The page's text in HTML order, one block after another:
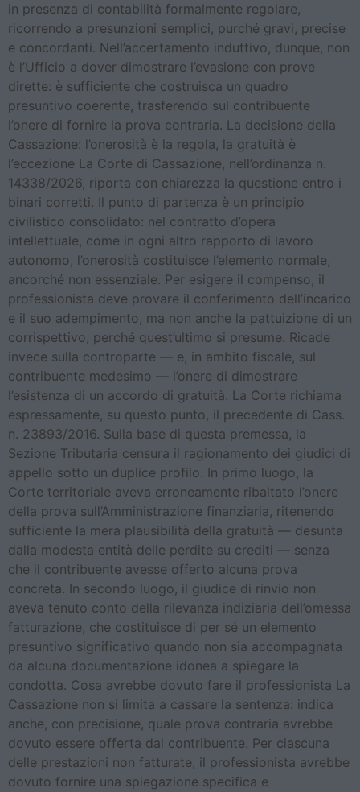
in presenza di contabilità formalmente regolare,
ricorrendo a presunzioni semplici, purché gravi, precise
e concordanti. Nell’accertamento induttivo, dunque, non
è l’Ufficio a dover dimostrare l’evasione con prove
dirette: è sufficiente che costruisca un quadro
presuntivo coerente, trasferendo sul contribuente
l’onere di fornire la prova contraria. La decisione della
Cassazione: l’onerosità è la regola, la gratuità è
l’eccezione La Corte di Cassazione, nell’ordinanza n.
14338/2026, riporta con chiarezza la questione entro i
binari corretti. Il punto di partenza è un principio
civilistico consolidato: nel contratto d’opera
intellettuale, come in ogni altro rapporto di lavoro
autonomo, l’onerosità costituisce l’elemento normale,
ancorché non essenziale. Per esigere il compenso, il
professionista deve provare il conferimento dell’incarico
e il suo adempimento, ma non anche la pattuizione di un
corrispettivo, perché quest’ultimo si presume. Ricade
invece sulla controparte — e, in ambito fiscale, sul
contribuente medesimo — l’onere di dimostrare
l’esistenza di un accordo di gratuità. La Corte richiama
espressamente, su questo punto, il precedente di Cass.
n. 23893/2016. Sulla base di questa premessa, la
Sezione Tributaria censura il ragionamento dei giudici di
appello sotto un duplice profilo. In primo luogo, la
Corte territoriale aveva erroneamente ribaltato l’onere
della prova sull’Amministrazione finanziaria, ritenendo
sufficiente la mera plausibilità della gratuità — desunta
dalla modesta entità delle perdite su crediti — senza
che il contribuente avesse offerto alcuna prova
concreta. In secondo luogo, il giudice di rinvio non
aveva tenuto conto della rilevanza indiziaria dell’omessa
fatturazione, che costituisce di per sé un elemento
presuntivo significativo quando non sia accompagnata
da alcuna documentazione idonea a spiegare la
condotta. Cosa avrebbe dovuto fare il professionista La
Cassazione non si limita a cassare la sentenza: indica
anche, con precisione, quale prova contraria avrebbe
dovuto essere offerta dal contribuente. Per ciascuna
delle prestazioni non fatturate, il professionista avrebbe
dovuto fornire una spiegazione specifica e